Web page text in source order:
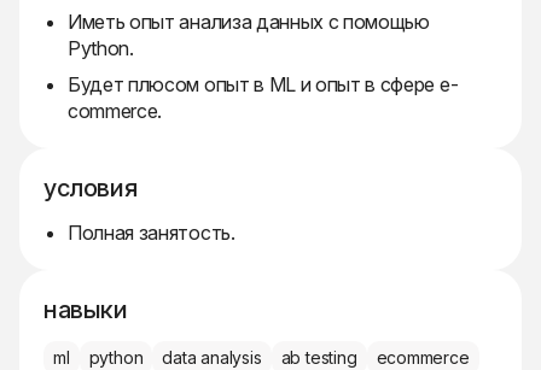
Иметь опыт анализа данных с помощью
Python.
Будет плюсом опыт в ML и опыт в сфере e-
commerce.
условия
Полная занятость.
навыки
ml python data analysis ab testing
ecommerce